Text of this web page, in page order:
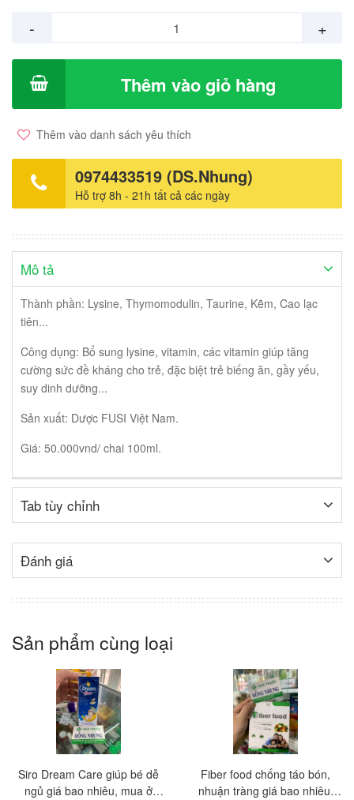
- +
Thêm vào giỏ hàng
Thêm vào danh sách yêu thích
0974433519 (DS.Nhung)
Hỗ trợ 8h - 21h tất cả các ngày
Mô tả
Thành phần: Lysine, Thymomodulin, Taurine, Kẽm, Cao lạc
tiên...
Công dụng: Bổ sung lysine, vitamin, các vitamin giúp tăng
cường sức đề kháng cho trẻ, đặc biệt trẻ biếng ăn, gầy yếu,
suy dinh dưỡng...
Sản xuất: Dược FUSI Việt Nam.
Giá: 50.000vnd/ chai 100ml.
Tab tùy chỉnh
Đánh giá
Sản phẩm cùng loại
Siro Dream Care giúp bé dễ
ngủ giá bao nhiêu, mua ở
Fiber food chống táo bón,
nhuận tràng giá bao nhiêu,